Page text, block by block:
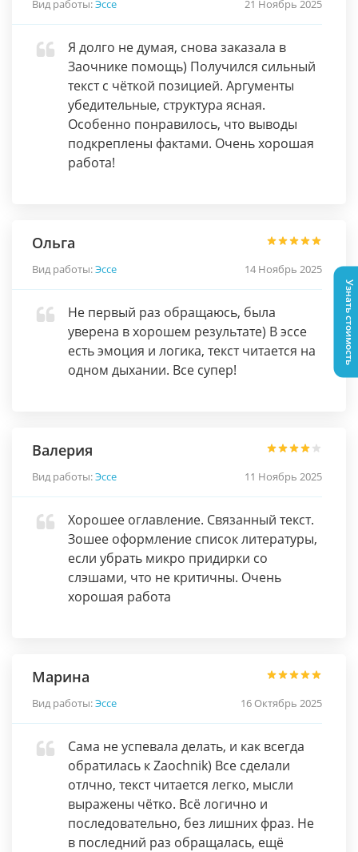
Вид работы:Эссе 21 Ноябрь 2025
Я долго не думая, снова заказала в
Заочнике помощь) Получился сильный
текст с чёткой позицией. Аргументы
убедительные, структура ясная.
Особенно понравилось, что выводы
подкреплены фактами. Очень хорошая
работа!
Ольга
Вид работы:Эссе 14 Ноябрь 2025
Не первый раз обращаюсь, была
уверена в хорошем результате) В эссе
есть эмоция и логика, текст читается на
одном дыхании. Все супер!
Валерия
Вид работы:Эссе 11 Ноябрь 2025
Хорошее оглавление. Связанный текст.
Зошее оформление список литературы,
если убрать микро придирки со
слэшами, что не критичны. Очень
хорошая работа
Марина
Вид работы:Эссе 16 Октябрь 2025
Сама не успевала делать, и как всегда
обратилась к Zaochnik) Все сделали
отлчно, текст читается легко, мысли
выражены чётко. Всё логично и
последовательно, без лишних фраз. Не
в последний раз обращалась, ещё
Узнать стоимость